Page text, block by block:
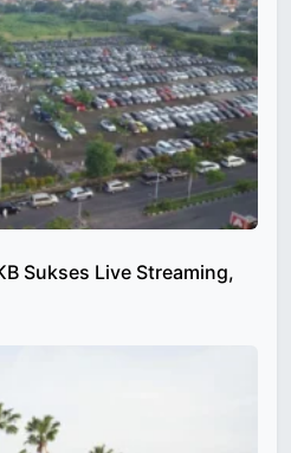
Sukses Live Streaming,